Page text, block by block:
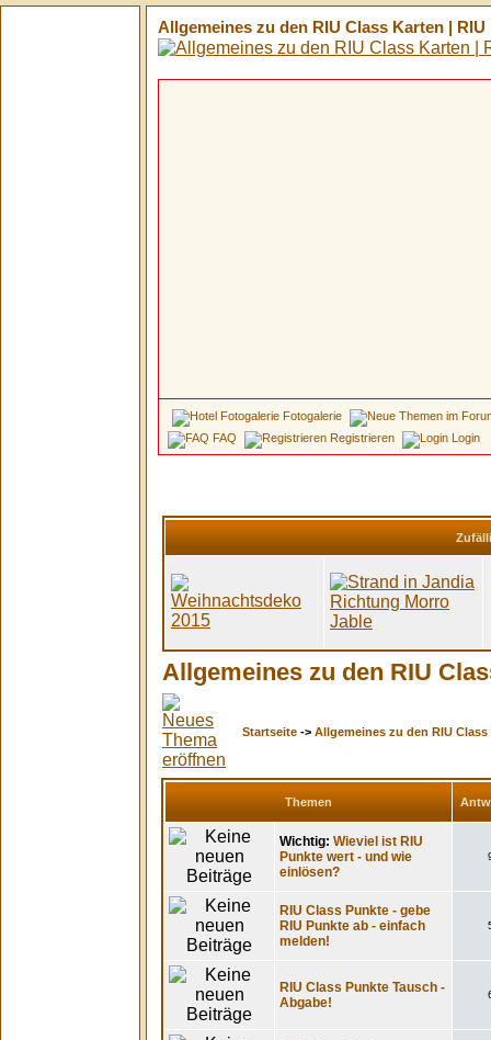
Allgemeines zu den RIU Class Karten |
Fotogalerie
FAQ
Registrieren Login
Allgemeines zu den RIU
Startseite -> Allgemeines zu den RIU Class
Themen
Wichtig: Wieviel ist RIU
Punkte wert - und wie
einlösen?
RIU Class Punkte - gebe
RIU Punkte ab - einfach
melden!
RIU Class Punkte Tausch -
Abgabe!